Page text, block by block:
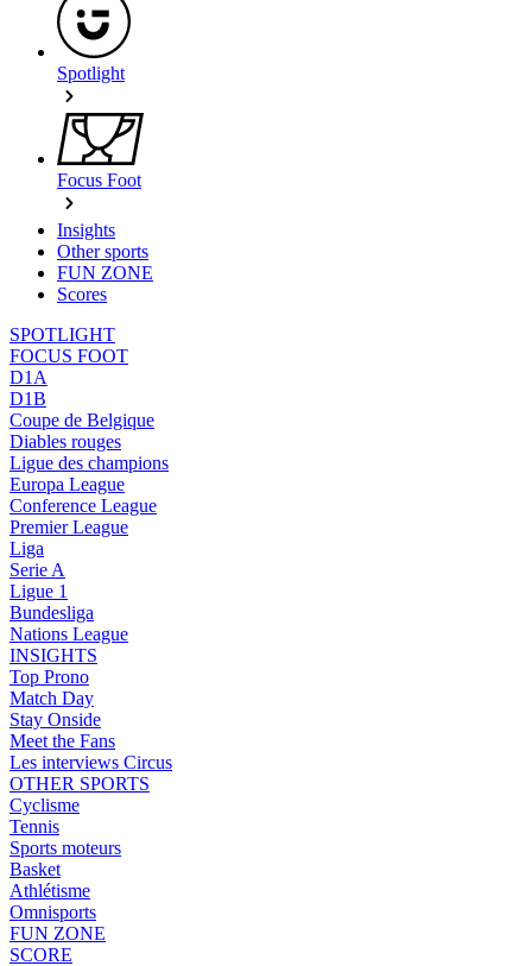
Spotlight
Focus Foot
Insights
Other sports
FUN ZONE
Scores
SPOTLIGHT
FOCUS FOOT
D1A
D1B
Coupe de Belgique
Diables rouges
Ligue des champions
Europa League
Conference League
Premier League
Liga
Serie A
Ligue 1
Bundesliga
Nations League
INSIGHTS
Top Prono
Match Day
Stay Onside
Meet the Fans
Les interviews Circus
OTHER SPORTS
Cyclisme
Tennis
Sports moteurs
Basket
Athlétisme
Omnisports
FUN ZONE
SCORE